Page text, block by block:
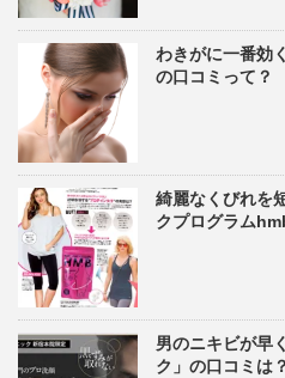
わきがに一番効
の口コミって？
綺麗なくびれを
クプログラム
男のニキビが早
ク」の口コミは？